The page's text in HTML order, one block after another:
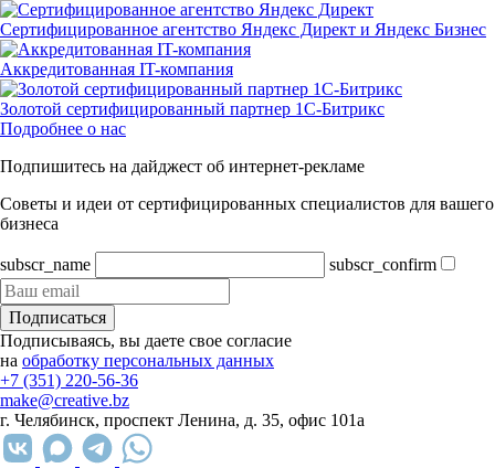
Сертифицированное агентство Яндекс Директ и Яндекс Бизнес
Аккредитованная IT-компания
Золотой сертифицированный партнер 1С-Битрикс
Подробнее о нас
Подпишитесь на дайджест об интернет-рекламе
Советы и идеи от сертифицированных специалистов для вашего
бизнеса
subscr_name subscr_confirm
Подписаться
Подписываясь, вы даете свое согласие
на обработку персональных данных
+7 (351) 220-56-36
make@creative.bz
г. Челябинск, проспект Ленина, д. 35, офис 101а